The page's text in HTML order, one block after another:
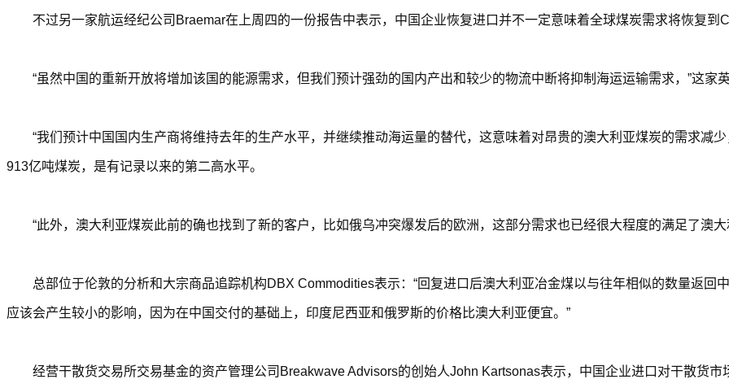
不过另一家航运经纪公司Braemar在上周四的一份报告中表示，中国企业恢复进口并不一定意味着全球煤炭需求将恢复到
“虽然中国的重新开放将增加该国的能源需求，但我们预计强劲的国内产出和较少的物流中断将抑制海运运输需求，”这家
“我们预计中国国内生产商将维持去年的生产水平，并继续推动海运量的替代，这意味着对昂贵的澳大利亚煤炭的需求减
913亿吨煤炭，是有记录以来的第二高水平。
“此外，澳大利亚煤炭此前的确也找到了新的客户，比如俄乌冲突爆发后的欧洲，这部分需求也已经很大程度的满足了澳
总部位于伦敦的分析和大宗商品追踪机构DBX Commodities表示：“回复进口后澳大利亚冶金煤以与往年相似的数量返回
应该会产生较小的影响，因为在中国交付的基础上，印度尼西亚和俄罗斯的价格比澳大利亚便宜。”
经营干散货交易所交易基金的资产管理公司Breakwave Advisors的创始人John Kartsonas表示，中国企业进口对干散货市